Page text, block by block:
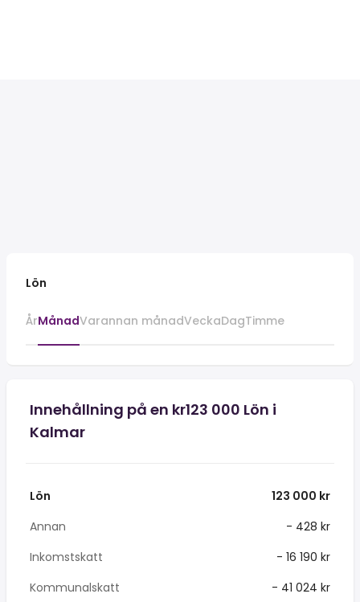
Lön
ÅrMånadVarannan månadVeckaDagTimme
Innehållning på en kr123 000 Lön i
Kalmar
Lön
123 000 kr
Annan
- 428 kr
Inkomstskatt
- 16 190 kr
Kommunalskatt
- 41 024 kr